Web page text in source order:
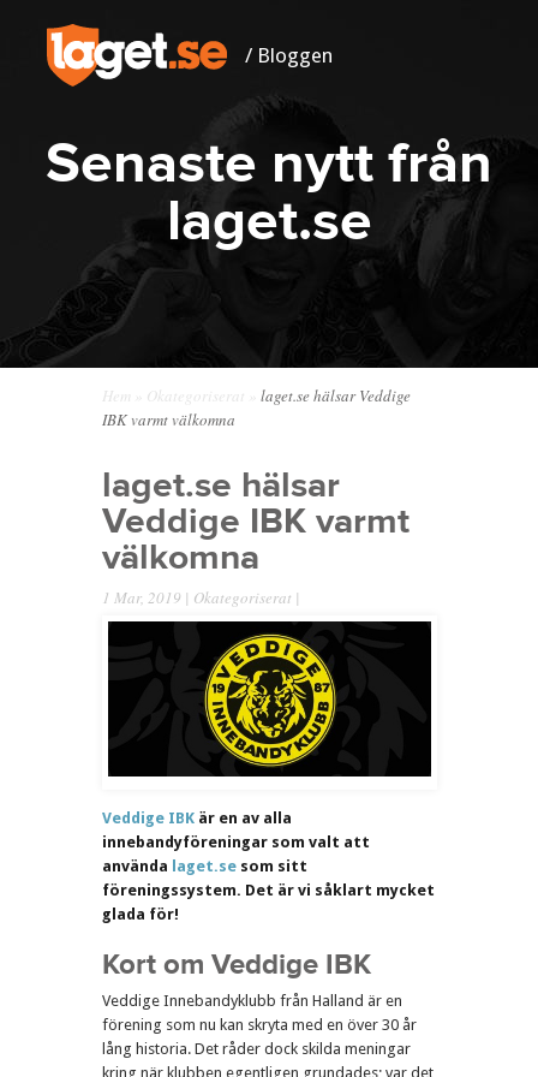
/ Bloggen
Senaste nytt från
laget.se
Hem Okategoriserat
laget.se hälsar Veddige
IBK varmt välkomna
laget.se hälsar
Veddige IBK varmt
välkomna
1 Mar, 2019 | Okategoriserat |
Veddige IBKär en av alla
innebandyföreningar som valt att
använda laget.sesom sitt
föreningssystem. Det är vi såklart mycket
glada för!
Kort om Veddige IBK
Veddige Innebandyklubb från Halland är en
förening som nu kan skryta med en över 30 år
lång historia. Det råder dock skilda meningar
kring när klubben egentligen grundades; var det